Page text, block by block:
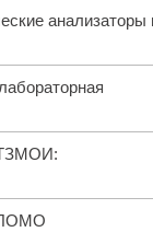
анализаторы
ЛОМО